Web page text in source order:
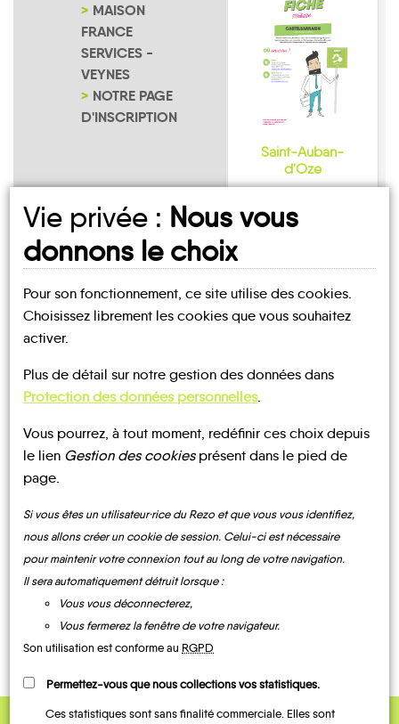
MAISON
FRANCE
SERVICES -
VEYNES
NOTRE PAGE
D'INSCRIPTION
Saint-Auban-
d'Oze
UN AVIS, UN TÉMOIGNAGE
CONTACTEZ-NOUS !
Les infosMOBILITE
CHEMINS DE
Vie privée : Nous vous
donnons le choix
Pour son fonctionnement, ce site utilise des cookies.
Choisissez librement les cookies que vous souhaitez
activer.
Plus de détail sur notre gestion des données dans
Protection des données personnelles.
Vous pourrez, à tout moment, redéfinir ces choix depuis
le lien Gestion des cookiesprésent dans le pied de
page.
Si vous êtes un utilisateur·rice du Rezo et que vous vous identifiez,
nous allons créer un cookie de session. Celui-ci est nécessaire
pour maintenir votre connexion tout au long de votre navigation.
Il sera automatiquement détruit lorsque :
Vous vous déconnecterez,
Vous fermerez la fenêtre de votre navigateur.
Son utilisation est conforme au RGPD
Permettez-vous que nous collections vos statistiques.
Ces statistiques sont sans finalité commerciale. Elles sont